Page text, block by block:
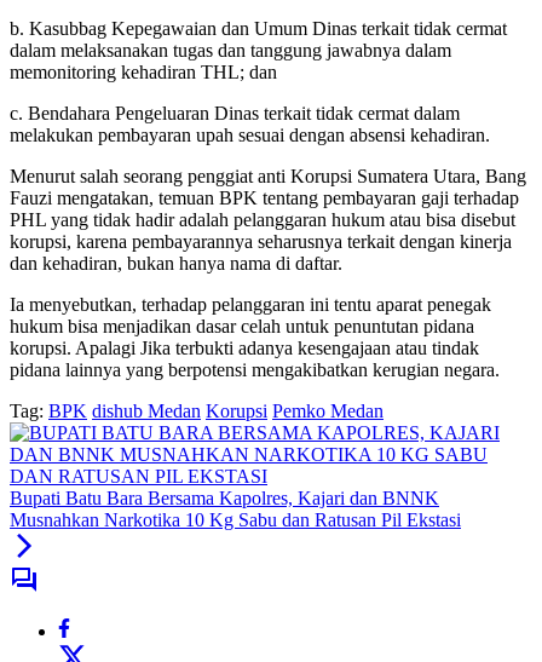
b. Kasubbag Kepegawaian dan Umum Dinas terkait tidak cermat
dalam melaksanakan tugas dan tanggung jawabnya dalam
memonitoring kehadiran THL; dan
c. Bendahara Pengeluaran Dinas terkait tidak cermat dalam
melakukan pembayaran upah sesuai dengan absensi kehadiran.
Menurut salah seorang penggiat anti Korupsi Sumatera Utara, Bang
Fauzi mengatakan, temuan BPK tentang pembayaran gaji terhadap
PHL yang tidak hadir adalah pelanggaran hukum atau bisa disebut
korupsi, karena pembayarannya seharusnya terkait dengan kinerja
dan kehadiran, bukan hanya nama di daftar.
Ia menyebutkan, terhadap pelanggaran ini tentu aparat penegak
hukum bisa menjadikan dasar celah untuk penuntutan pidana
korupsi. Apalagi Jika terbukti adanya kesengajaan atau tindak
pidana lainnya yang berpotensi mengakibatkan kerugian negara.
Tag: BPK dishub Medan Korupsi Pemko Medan
Bupati Batu Bara Bersama Kapolres, Kajari dan BNNK
Musnahkan Narkotika 10 Kg Sabu dan Ratusan Pil Ekstasi